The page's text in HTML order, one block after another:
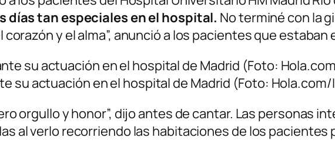
días tan especiales en el hospital. No terminé con la
corazón y el alma”, anunció a los pacientes que estaban
su actuación en el hospital de Madrid (Foto:
orgullo y honor”, dijo antes de cantar. Las personas
al verlo recorriendo las habitaciones de los pacientes